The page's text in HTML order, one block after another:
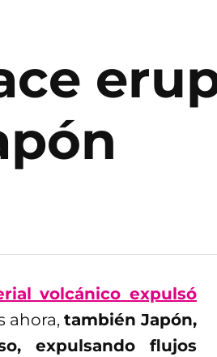
volcánico expulsó
ahora, también Japón,
expulsando flujos